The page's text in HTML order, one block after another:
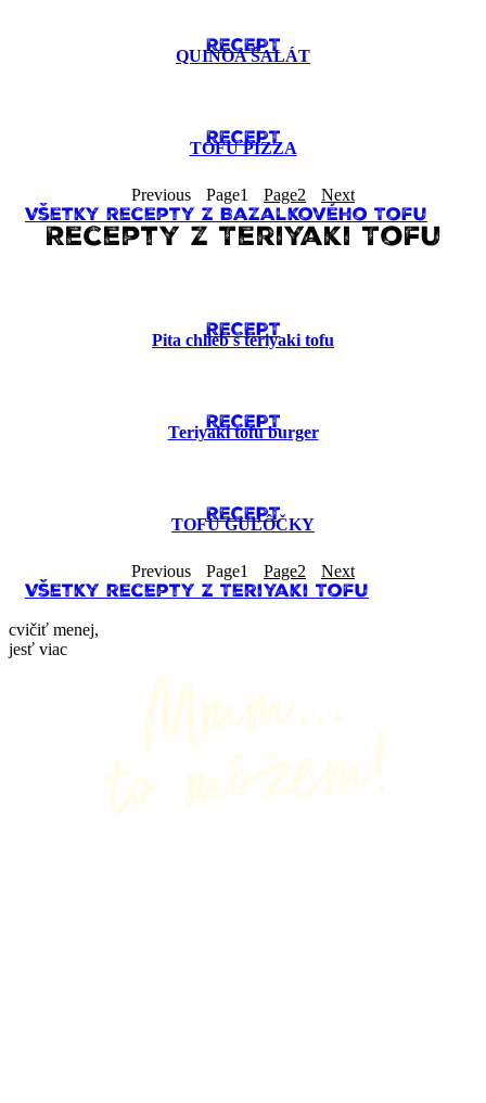
RECEPT
QUINOA ŠALÁT
RECEPT
TOFU PIZZA
Previous Page1 Page2 Next
Všetky recepty z Bazalkového Tofu
Recepty z Teriyaki Tofu
RECEPT
Pita chlieb s teriyaki tofu
RECEPT
Teriyaki tofu burger
RECEPT
TOFU GUĽÔČKY
Previous Page1 Page2 Next
Všetky recepty z Teriyaki Tofu
cvičiť menej,
jesť viac